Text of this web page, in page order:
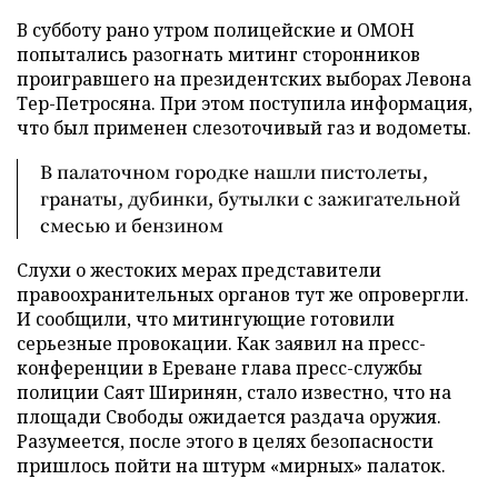
В субботу рано утром полицейские и ОМОН
попытались разогнать митинг сторонников
проигравшего на президентских выборах Левона
Тер-Петросяна. При этом поступила информация,
что был применен слезоточивый газ и водометы.
В палаточном городке нашли пистолеты,
гранаты, дубинки, бутылки с зажигательной
смесью и бензином
Слухи о жестоких мерах представители
правоохранительных органов тут же опровергли.
И сообщили, что митингующие готовили
серьезные провокации. Как заявил на пресс-
конференции в Ереване глава пресс-службы
полиции Саят Ширинян, стало известно, что на
площади Свободы ожидается раздача оружия.
Разумеется, после этого в целях безопасности
пришлось пойти на штурм «мирных» палаток.